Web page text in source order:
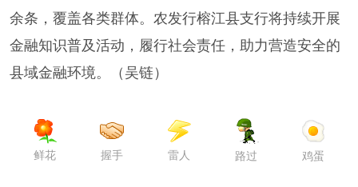
余条，覆盖各类群体。农发行榕江县支行将持续开展
金融知识普及活动，履行社会责任，助力营造安全的
县域金融环境。（吴链）
鲜花 握手 雷人 路过 鸡蛋